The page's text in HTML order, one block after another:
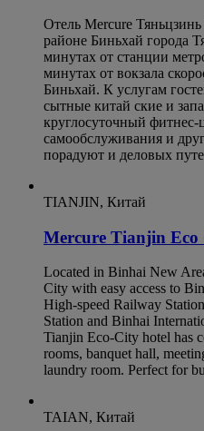
Отель Mercure
районе Биньхай города
минутах от станции
минутах от вокзала
Биньхай. К услугам
сытные китай ские и
круглосуточный фитнес-
самообслуживания и
порадуют и деловых
TIANJIN, Китай
Mercure Tianjin Eco
Located in Binhai New
City with easy access to
High-speed Railway
Station and Binhai
Tianjin Eco-City hotel has
rooms, banquet hall,
laundry room. Perfect for
TAIAN, Китай